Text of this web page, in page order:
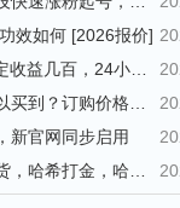
效如何 [2026报价]
小时全自动挂机操作！
价格与用法用量说明
新官网同步启用
哈希挂机，虚拟资源站